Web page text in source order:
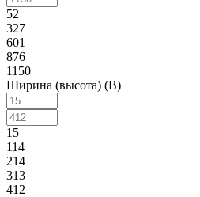
52
327
601
876
1150
Ширина (высота) (B)
15
114
214
313
412